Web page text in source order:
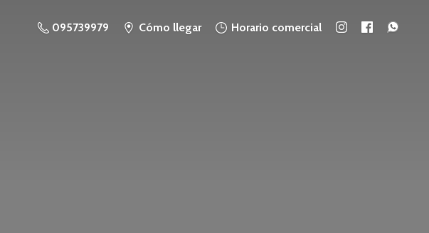
095739979 Cómo llegar Horario comercial